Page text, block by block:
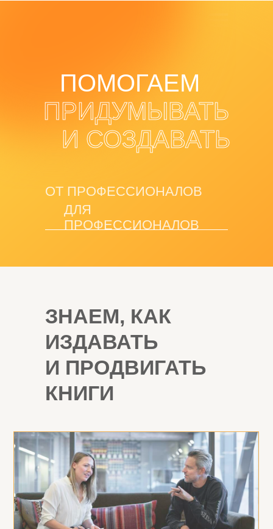
И СОЗДАВАТЬ
ПОМОГАЕМ
ПРИДУМЫВАТЬ
ОТ ПРОФЕССИОНАЛОВ
ДЛЯ
ПРОФЕССИОНАЛОВ
ЗНАЕМ, КАК
ИЗДАВАТЬ
И ПРОДВИГАТЬ
КНИГИ